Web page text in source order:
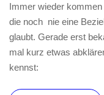
Immer wieder
die noch nie eine
glaubt. Gerade erst
mal kurz etwas
kennst: